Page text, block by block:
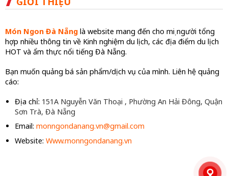
Món Ngon Đà Nẵnglà website mang đến cho mọi người tổng
hợp nhiều thông tin về Kinh nghiệm du lịch, các địa điểm du lịch
HOT và ẩm thực nổi tiếng Đà Nẵng.
Bạn muốn quảng bá sản phẩm/dịch vụ của mình. Liên hệ quảng
cáo:
Địa chỉ: 151A Nguyễn Văn Thoại , Phường An Hải Đông, Quận
Sơn Trà, Đà Nẵng
Email: monngondanang.vn@gmail.com
Website: Www.monngondanang.vn